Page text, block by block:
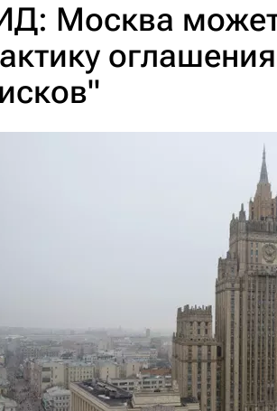
Москва может